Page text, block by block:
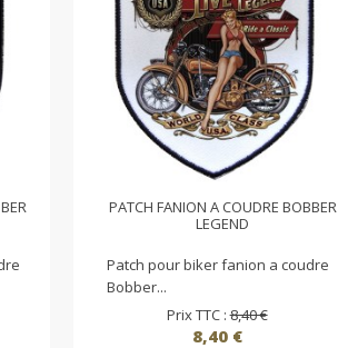
PATCH FANION A COUDRE BOBBER
LEGEND
Patch pour biker fanion a coudre
Bobber...
Prix TTC :8,40 €
8,40 €